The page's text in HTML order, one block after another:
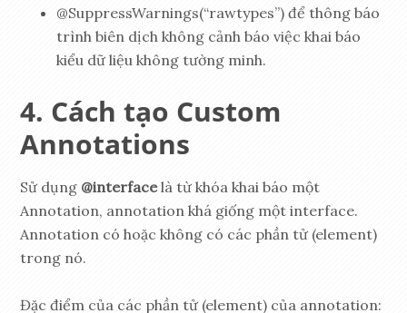
@SuppressWarnings(“rawtypes”) để thông báo
trình biên dịch không cảnh báo việc khai báo
kiểu dữ liệu không tường minh.
Cách tạo Custom
Annotations
Sử dụng @interfacelà từ khóa khai báo một
Annotation, annotation khá giống một interface.
Annotation có hoặc không có các phần tử (element)
trong nó.
Đặc điểm của các phần tử (element) của annotation: